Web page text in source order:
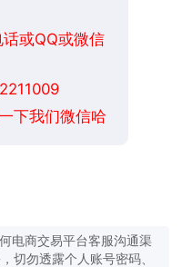
或QQ或微信
下我们微信哈
电商交易平台客服沟通渠
切勿透露个人账号密码、